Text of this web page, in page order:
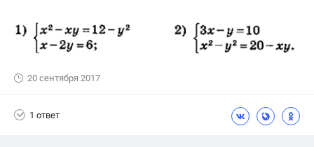
20 сентября 2017
1 ответ